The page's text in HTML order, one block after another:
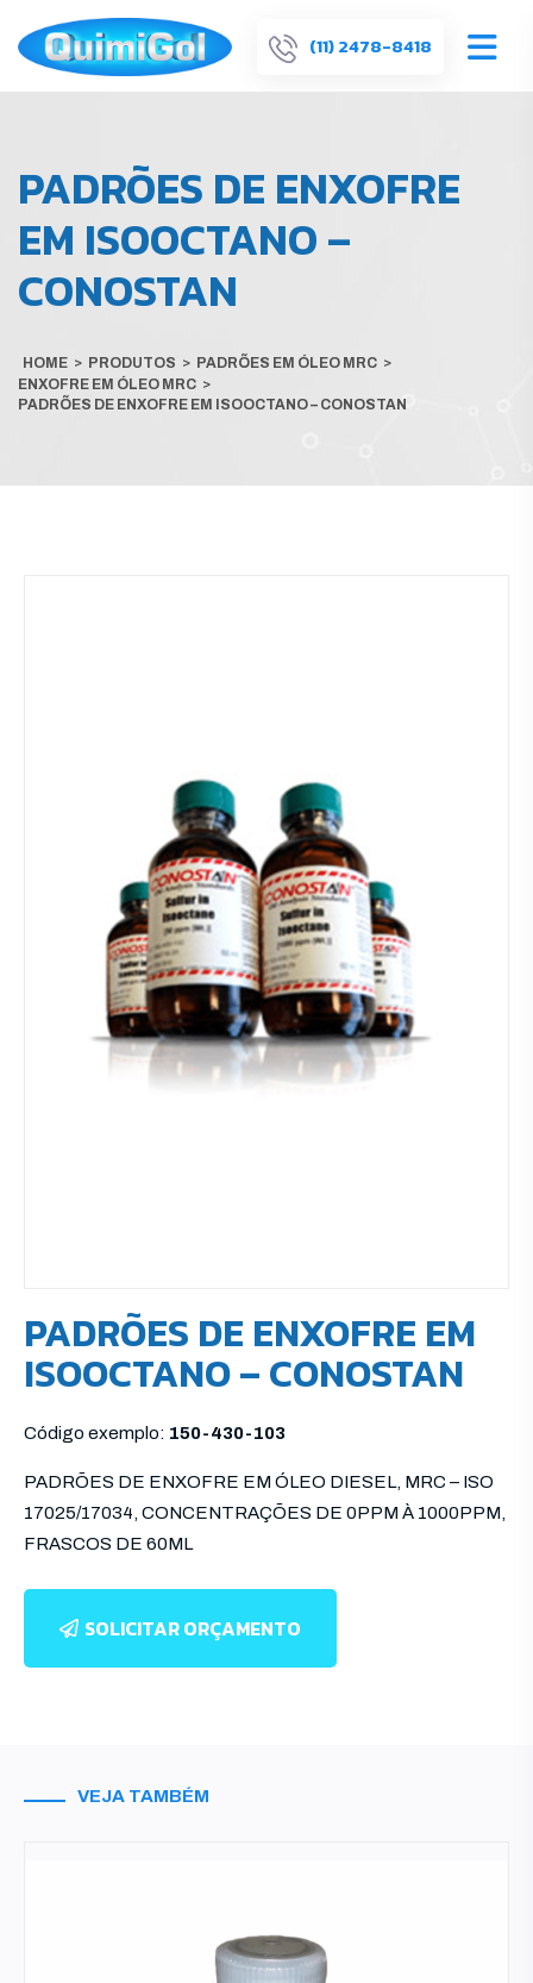
(11) 2478-8418
PADRÕES DE ENXOFRE
EM ISOOCTANO –
CONOSTAN
HOME > PRODUTOS > PADRÕES EM ÓLEO MRC >
ENXOFRE EM ÓLEO MRC >
PADRÕES DE ENXOFRE EM ISOOCTANO – CONOSTAN
PADRÕES DE ENXOFRE EM
ISOOCTANO – CONOSTAN
Código exemplo: 150-430-103
PADRÕES DE ENXOFRE EM ÓLEO DIESEL, MRC – ISO
17025/17034, CONCENTRAÇÕES DE 0PPM À 1000PPM,
FRASCOS DE 60ML
SOLICITAR ORÇAMENTO
VEJA TAMBÉM